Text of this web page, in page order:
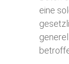
eine